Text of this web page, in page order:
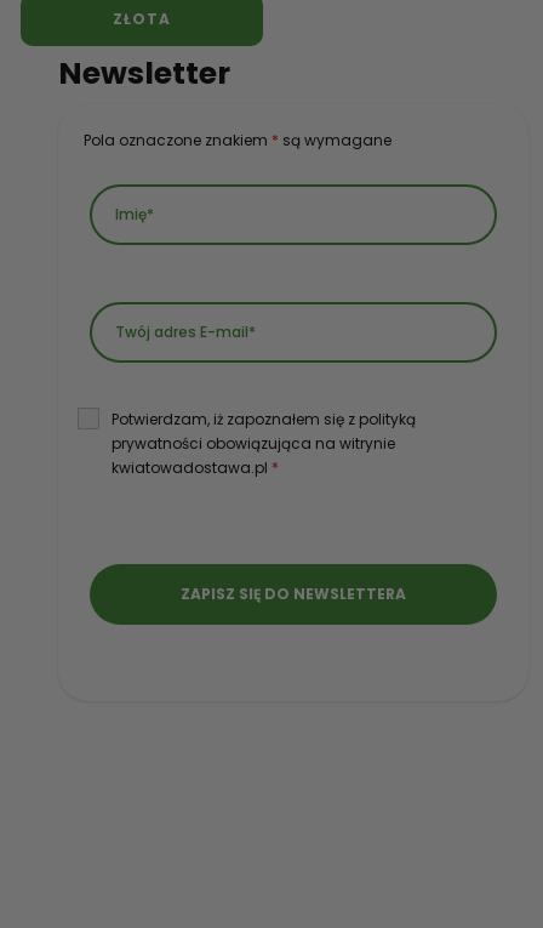
ZŁOTA
Newsletter
Pola oznaczone znakiem * są wymagane
Potwierdzam, iż zapoznałem się z polityką
prywatności obowiązująca na witrynie
kwiatowadostawa.pl *